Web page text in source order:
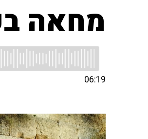
מחאה
06:19